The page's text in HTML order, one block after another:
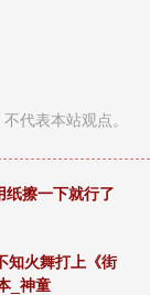
代表本站观点。
擦一下就行了
知火舞打上《街
_神童